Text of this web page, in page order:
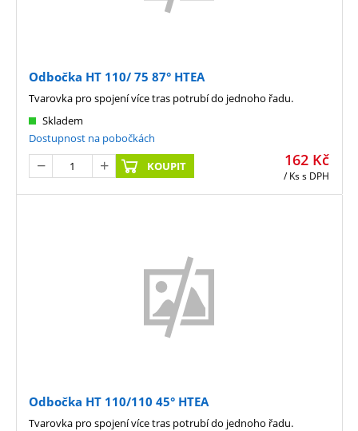
Odbočka HT 110/ 75 87° HTEA
162 Kč
/ Kss DPH
Skladem
Dostupnost na pobočkách
KOUPIT
Tvarovka pro spojení více tras potrubí do jednoho řadu.
Odbočka HT 110/110 45° HTEA
Tvarovka pro spojení více tras potrubí do jednoho řadu.